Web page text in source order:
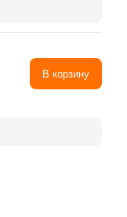
В корзину